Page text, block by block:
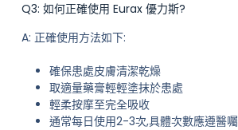
Q3: 如何正確使用 Eurax 優力斯?
A: 正確使用方法如下:
確保患處皮膚清潔乾燥
取適量藥膏輕輕塗抹於患處
輕柔按摩至完全吸收
通常每日使用2-3次,具體次數應遵醫囑